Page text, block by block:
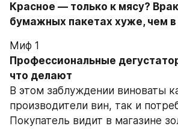
Красное — только к мясу?
бумажных пакетах хуже, чем в
Миф 1
Профессиональные
что делают
В этом заблуждении виноваты
производители вин, так и
Покупатель видит в магазине